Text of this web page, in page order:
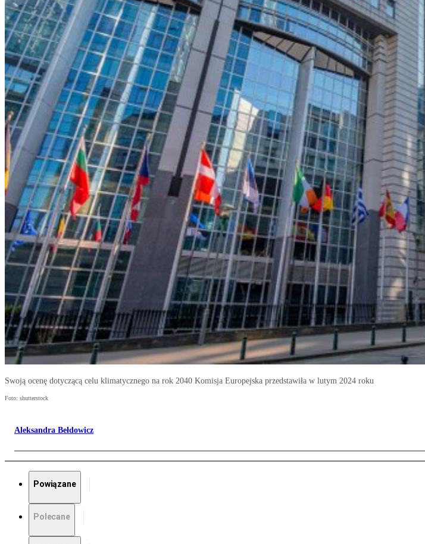
Swoją ocenę dotyczącą celu klimatycznego na rok 2040 Komisja Europejska przedstawiła w lutym 2024 roku
Foto: shutterstock
Aleksandra Bełdowicz
Powiązane
Polecane